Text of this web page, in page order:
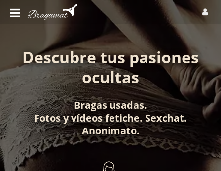
Descubre tus pasiones
ocultas
Bragas usadas.
Fotosyvídeos fetiche. Sexchat.
Anonimato.